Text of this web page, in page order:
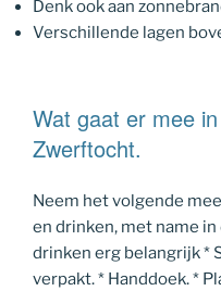
Denk ook aan
Verschillende lagen
Wat gaat er mee
Zwerftocht.
Neem het volgende
en drinken, met name
drinken erg belangrijk *
verpakt. * Handdoek. *